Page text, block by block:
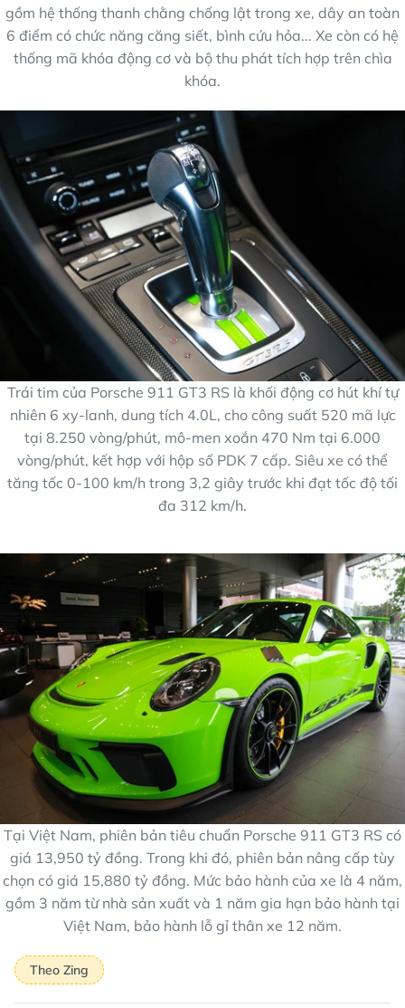
gồm hệ thống thanh chằng chống lật trong xe, dây an toàn
6 điểm có chức năng căng siết, bình cứu hỏa... Xe còn có hệ
thống mã khóa động cơ và bộ thu phát tích hợp trên chìa
khóa.
Trái tim của Porsche 911 GT3 RS là khối động cơ hút khí tự
nhiên 6 xy-lanh, dung tích 4.0L, cho công suất 520 mã lực
tại 8.250 vòng/phút, mô-men xoắn 470 Nm tại 6.000
vòng/phút, kết hợp với hộp số PDK 7 cấp. Siêu xe có thể
tăng tốc 0-100 km/h trong 3,2 giây trước khi đạt tốc độ tối
đa 312 km/h.
Tại Việt Nam, phiên bản tiêu chuẩn Porsche 911 GT3 RS có
giá 13,950 tỷ đồng. Trong khi đó, phiên bản nâng cấp tùy
chọn có giá 15,880 tỷ đồng. Mức bảo hành của xe là 4 năm,
gồm 3 năm từ nhà sản xuất và 1 năm gia hạn bảo hành tại
Việt Nam, bảo hành lỗ gỉ thân xe 12 năm.
Theo Zing